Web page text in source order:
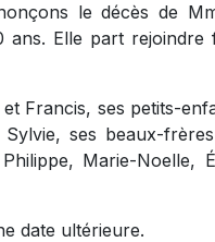
le décès de
ans. Elle part
Francis, ses petits-
ses beaux-
Marie-Noelle,
date ultérieure.